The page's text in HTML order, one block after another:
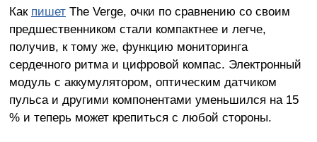
Как пишетThe Verge, очки по сравнению со своим
предшественником стали компактнее и легче,
получив, к тому же, функцию мониторинга
сердечного ритма и цифровой компас. Электронный
модуль с аккумулятором, оптическим датчиком
пульса и другими компонентами уменьшился на 15
% и теперь может крепиться с любой стороны.